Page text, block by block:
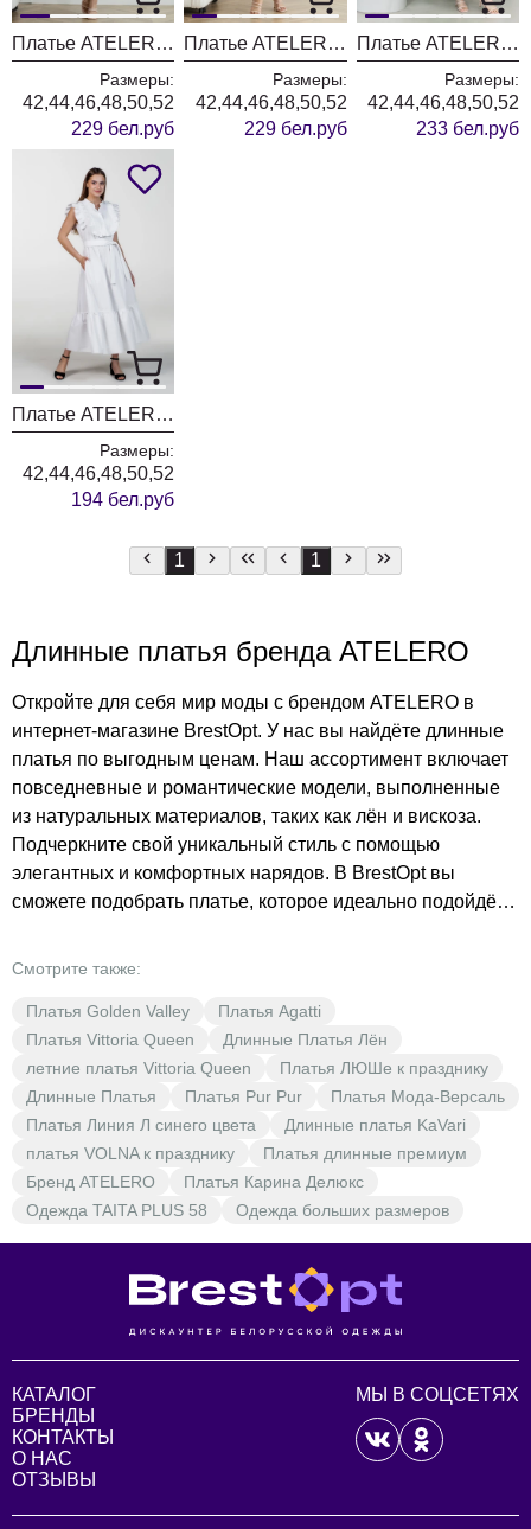
Платье ATELERO 1069 голубой
Размеры:
42,44,46,48,50,52
229 бел.руб
Платье ATELERO 1068 пудра
Размеры:
42,44,46,48,50,52
229 бел.руб
Платье ATELERO 1067 зеленый
Размеры:
42,44,46,48,50,52
233 бел.руб
Платье ATELERO 1002 белый
Размеры:
42,44,46,48,50,52
194 бел.руб
1 1
Длинные платья бренда ATELERO
Откройте для себя мир моды с брендом ATELERO в
интернет-магазине BrestOpt. У нас вы найдёте длинные
платья по выгодным ценам. Наш ассортимент включает
повседневные и романтические модели, выполненные
из натуральных материалов, таких как лён и вискоза.
Подчеркните свой уникальный стиль с помощью
элегантных и комфортных нарядов. В BrestOpt вы
сможете подобрать платье, которое идеально подойдёт
свой гардероб по доступным ценам. BrestOpt — ваш
Смотрите также:
Платья Golden Valley
Платья Agatti
Платья Vittoria Queen
Длинные Платья Лён
летние платья Vittoria Queen
Платья ЛЮШе к празднику
Длинные Платья
Платья Pur Pur
Платья Мода-Версаль
Платья Линия Л синего цвета
Длинные платья KaVari
платья VOLNA к празднику
Платья длинные премиум
Бренд ATELERO
Платья Карина Делюкс
Одежда TAITA PLUS 58
Одежда больших размеров
КАТАЛОГ
БРЕНДЫ
КОНТАКТЫ
О НАС
ОТЗЫВЫ
МЫ В СОЦСЕТЯХ